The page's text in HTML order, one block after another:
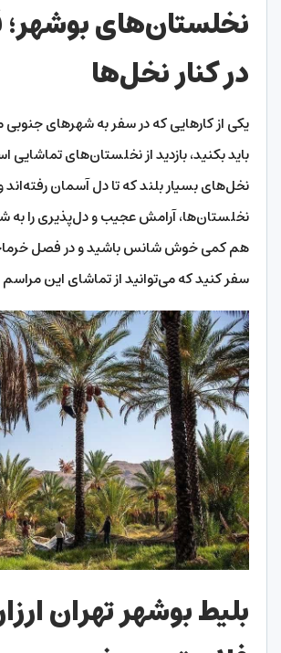
نخلستان‌های
در کنار نخل‌ها
یکی از کارهایی که در سفر به شهرهای
باید بکنید، بازدید از نخلستان‌های
نخل‌های بسیار بلند که تا دل آسمان
نخلستان‌ها، آرامش عجیب و دل‌پذیری را به
هم کمی خوش شانس باشید و در فصل
سفر کنید که می‌توانید از تماشای این
بلیط بوشهر تهران